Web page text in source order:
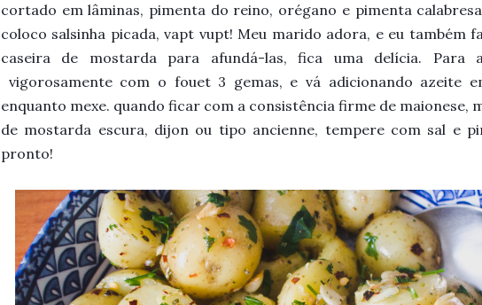
cortado em lâminas, pimenta do reino, orégano e pimenta
coloco salsinha picada, vapt vupt! Meu marido adora, e eu também
caseira de mostarda para afundá-las, fica uma delícia. Para
vigorosamente com o fouet 3 gemas, e vá adicionando azeite
enquanto mexe. quando ficar com a consistência firme de maionese,
de mostarda escura, dijon ou tipo ancienne, tempere com sal e
pronto!